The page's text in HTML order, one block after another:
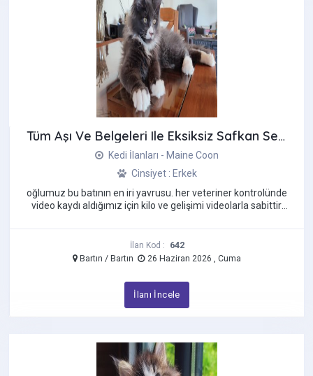
Tüm Aşı Ve Belgeleri Ile Eksiksiz Safkan Secereli Mainecoon
Kedi İlanları - Maine Coon
Cinsiyet : Erkek
oğlumuz bu batının en iri yavrusu. her veteriner kontrolünde
video kaydı aldığımız için kilo ve gelişimi videolarla sabittir.
İlan Kod : 642
Bartın / Bartın 26 Haziran 2026 , Cuma
İlanı İncele